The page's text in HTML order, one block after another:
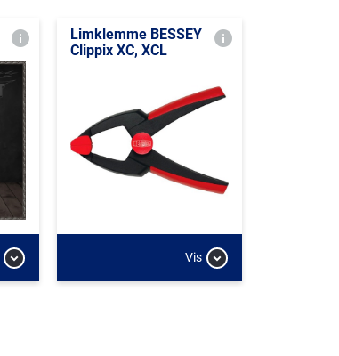
Limklemme BESSEY
Clippix XC, XCL
Vis